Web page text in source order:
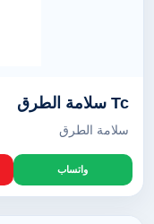
Tc سلامة الطرق
سلامة الطرق
واتساب